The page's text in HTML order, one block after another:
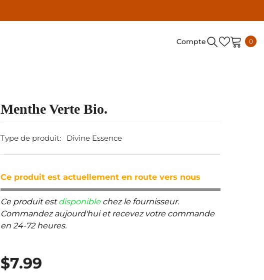
Compte 00
Menthe Verte Bio.
Type de produit: Divine Essence
Ce produit est actuellement en route vers nous
Ce produit estdisponiblechez le fournisseur.
Commandez aujourd'hui et recevez votre commande
en 24-72 heures.
$7.99